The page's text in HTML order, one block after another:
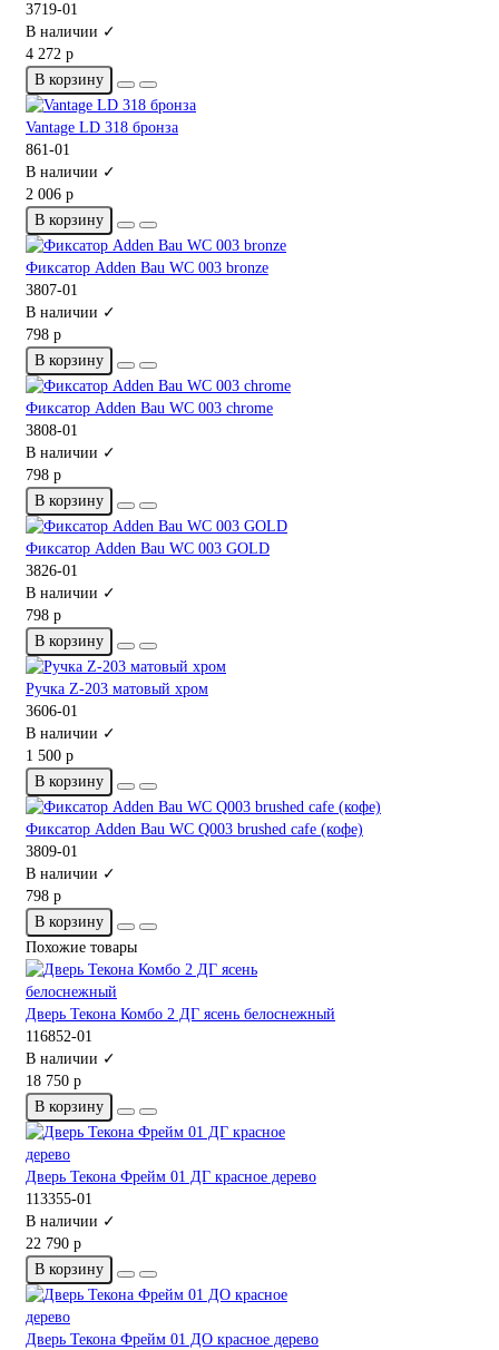
3719-01
В наличии ✓
4 272 р
В корзину
Vantage LD 318 бронза
861-01
В наличии ✓
2 006 р
В корзину
Фиксатор Adden Bau WC 003 bronze
3807-01
В наличии ✓
798 р
В корзину
Фиксатор Adden Bau WC 003 chrome
3808-01
В наличии ✓
798 р
В корзину
Фиксатор Adden Bau WC 003 GOLD
3826-01
В наличии ✓
798 р
В корзину
Ручка Z-203 матовый хром
3606-01
В наличии ✓
1 500 р
В корзину
Фиксатор Adden Bau WC Q003 brushed cafe (кофе)
3809-01
В наличии ✓
798 р
В корзину
Похожие товары
Дверь Текона Комбо 2 ДГ ясень белоснежный
116852-01
В наличии ✓
18 750 р
В корзину
Дверь Текона Фрейм 01 ДГ красное дерево
113355-01
В наличии ✓
22 790 р
В корзину
Дверь Текона Фрейм 01 ДО красное дерево